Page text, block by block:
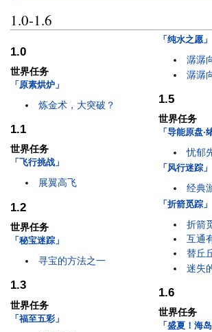
1.0-1.6
1.0
世界任务
「原素烘炉」
炼金术，大突破？
1.1
世界任务
「飞行挑战」
展翼高飞
1.2
世界任务
「秘宝迷踪」
寻宝的方法之一
1.3
世界任务
「福至五彩」
「纯水之愿」
潺潺
潺潺
1.5
世界任务
「导能原盘·
忧郁
「风行迷踪」
经典
「折箭觅踪」
折箭
互通
替丘
迷失
1.6
世界任务
「盛夏！海